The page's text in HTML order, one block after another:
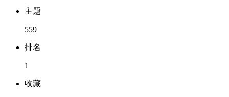
主题
559
排名
1
收藏